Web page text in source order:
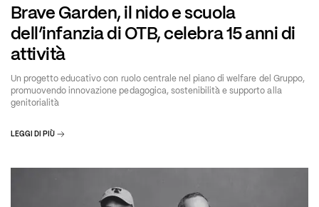
Brave Garden, il nido e scuola
dell’infanzia di OTB, celebra 15 anni di
attività
Un progetto educativo con ruolo centrale nel piano di welfare del Gruppo,
promuovendo innovazione pedagogica, sostenibilità e supporto alla
genitorialità
LEGGI DI PIÙ